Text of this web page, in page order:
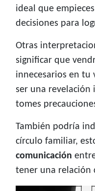
ideal que
decisiones para
Otras
significar que
innecesarios en tu
ser una
tomes
También podría
círculo familiar,
comunicación
tener una relación